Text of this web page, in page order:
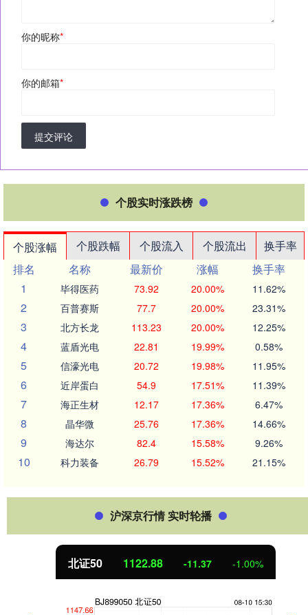
你的昵称*
你的邮箱*
提交评论
个股实时涨跌榜
个股涨幅 个股跌幅 个股流入 个股流出
换手率
排名
名称 最新价 涨幅
换手率
1
毕得医药 73.92 20.00% 11.62%
2 百普赛斯 77.7 20.00% 23.31%
3 北方长龙 113.23 20.00% 12.25%
4 蓝盾光电 22.81 19.99% 0.58%
5 信濠光电 20.72 19.98% 11.95%
6 近岸蛋白 54.9 17.51% 11.39%
7 海正生材 12.17 17.36% 6.47%
8 晶华微 25.76 17.36% 14.66%
9 海达尔 82.4 15.58% 9.26%
10 科力装备 26.79 15.52% 21.15%
沪深京行情 实时轮播
北证50 1122.88 -11.37 -1.00%